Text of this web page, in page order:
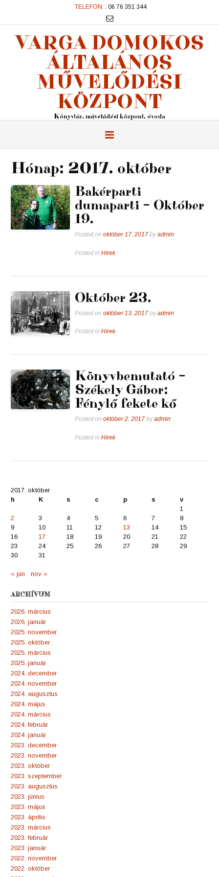
TELEFON: : 06 76 351 344
VARGA DOMOKOS
ÁLTALÁNOS
MŰVELŐDÉSI
KÖZPONT
Könyvtár, művelődési központ, óvoda
Hónap: 2017. október
Bakérparti
dumaparti – Október
19.
Posted onoktóber 17, 2017byadmin
Posted inHírek
Október 23.
Posted onoktóber 13, 2017byadmin
Posted inHírek
Könyvbemutató –
Székely Gábor:
Fénylő fekete kő
Posted onoktóber 2, 2017byadmin
Posted inHírek
2017. október
h
K s c p s
v
1
2
3 4 5 6 7
8
9
10 11 12 13 14
15
16
17 18 19 20 21
22
23
24 25 26 27 28
29
30
31
« jún nov »
ARCHÍVUM
2026. március
2026. január
2025. november
2025. október
2025. március
2025. január
2024. december
2024. november
2024. augusztus
2024. május
2024. március
2024. február
2024. január
2023. december
2023. november
2023. október
2023. szeptember
2023. augusztus
2023. június
2023. május
2023. április
2023. március
2023. február
2023. január
2022. november
2022. október